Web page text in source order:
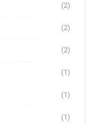
(2)
(2)
(2)
(1)
(1)
(1)